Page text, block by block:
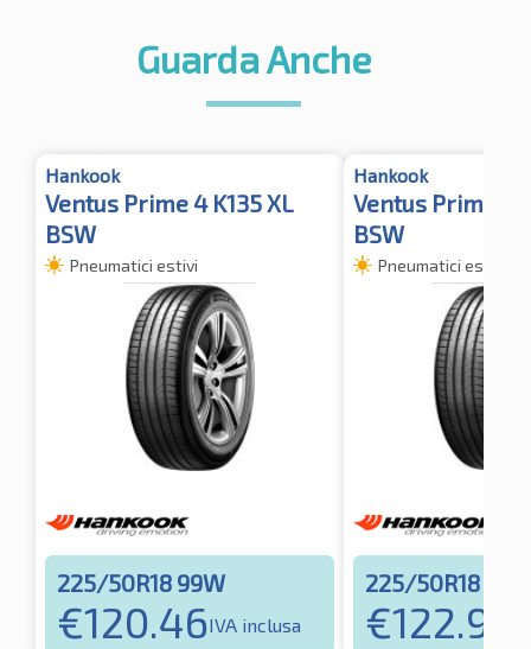
Guarda Anche
Hankook
Ventus Prime 4 K135 XL
BSW
Pneumatici estivi
225/50R18 99W
€120.46IVA inclusa
Hankook
Ventus Prime 4
BSW
Pneumatici estivi
225/50R18
€122.93